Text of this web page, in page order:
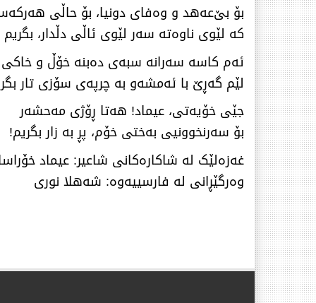
بۆ بێ‌عەهد و وەفای دونیا، بۆ حاڵی
کە لێوی ناوەتە سەر لێوی ئاڵی دڵدار، بگریم
ئەم کاسە سەرانە سبەی دەبنە خۆڵ و
لێم گەڕێ با ئەمشەو بە چرپەی سۆزی تار
جێی خۆیەتی، عیماد! هەتا ڕۆژی مەحشەر
بۆ سەرنخوونیی بەختی خۆم، پڕ بە زار بگریم!
غەزەلێک لە شاکارەکانی شاعیر: عیماد
وەرگێڕانی لە فارسییەوە: شەهلا نوری